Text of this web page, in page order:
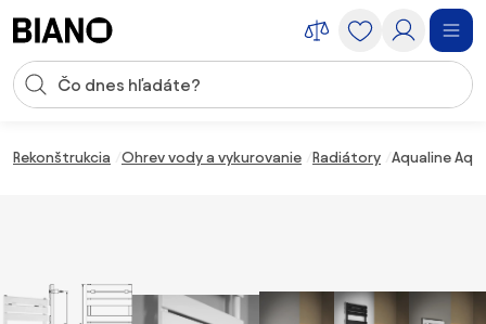
Vstup pre vyhľadávanie
Rekonštrukcia Ohrev vody a vykurovanie Radiátory Aqualine